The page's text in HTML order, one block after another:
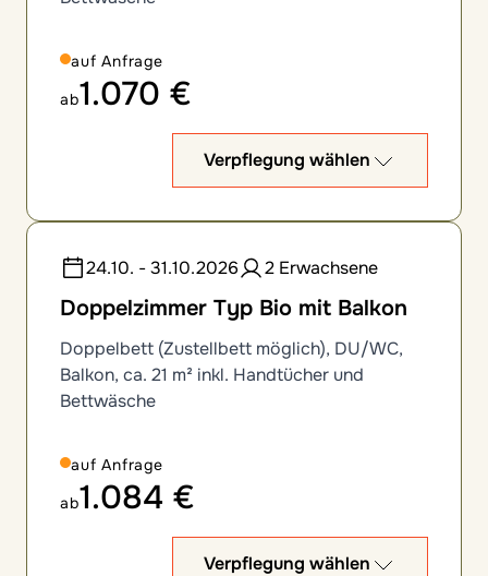
auf Anfrage
ab1.070 €
Verpflegung wählen
24.10. - 31.10.2026 2 Erwachsene
Doppelzimmer Typ Bio mit Balkon
Doppelbett (Zustellbett möglich), DU/WC,
Balkon, ca. 21 m² inkl. Handtücher und
Bettwäsche
auf Anfrage
ab1.084 €
Verpflegung wählen